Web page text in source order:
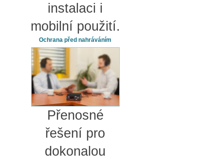
instalaci i
mobilní použití.
Ochrana před nahráváním
Přenosné
řešení pro
dokonalou